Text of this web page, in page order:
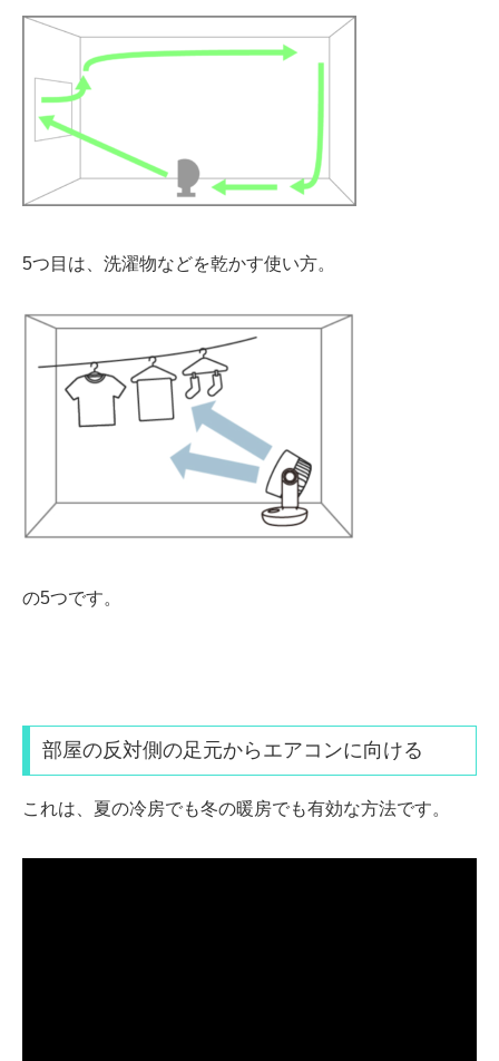
5つ目は、 洗濯物などを乾かす使い方。
の5つです。
部屋の反対側の足元からエアコンに向ける
これは、夏の冷房でも冬の暖房でも有効な方法です。